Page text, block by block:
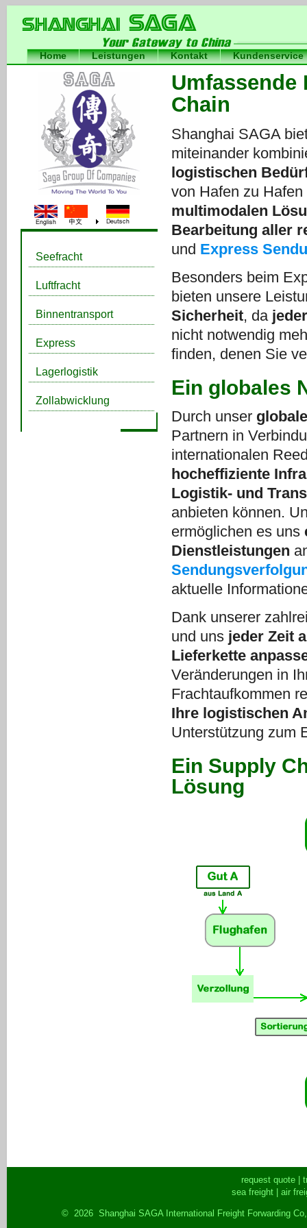
International Freight Forwarder
Home Leistungen Kontakt Kundenservice
Seefracht
Luftfracht
Binnentransport
Express
Lagerlogistik
Zollabwicklung
Chain
Shanghai SAGA
miteinander
logistischen
von Hafen zu
multimodalen
Bearbeitung aller
und Express
Besonders beim
bieten unsere
Sicherheit, da
nicht notwendig
finden, denen Sie
Ein globales
Durch unser
Partnern in
internationalen
hocheffiziente
Logistik- und
anbieten können.
ermöglichen es uns
Dienstleistungen
aktuelle
Dank unserer
und uns jeder Zeit
Lieferkette
Veränderungen in
Frachtaufkommen
Ihre logistischen
Unterstützung zum
Ein Supply
Lösung
request quote
sea freight
air
© 2026 Shanghai SAGA International Freight Forwarding